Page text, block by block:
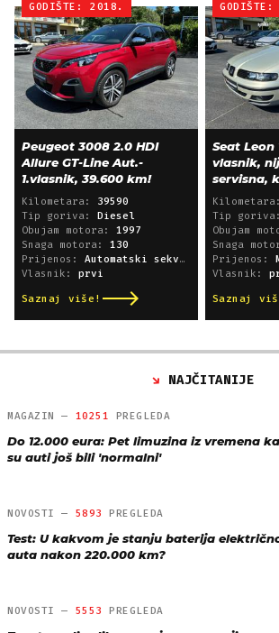
GODIŠTE: 2018.
Peugeot 3008 2.0 HDI
Allure GT-Line Aut.-
1.vlasnik, 39.600 km!
Kilometara: 39590
Tip goriva: Diesel
Obujam motora: 1997
Snaga motora: 130
Prijenos: Automatski sekvencijski
Vlasnik: prvi
Saznaj više!
Seat Leon
vlasnik,
servisna,
Tip
Obujam
Snaga
Prijenos:
Vlasnik:
Saznaj
NAJČITANIJE
MAGAZIN — 10251 PREGLEDA
Do 12.000 eura: Pet limuzina iz vremena
su auti još bili 'normalni'
NOVOSTI — 5893 PREGLEDA
Test: U kakvom je stanju baterija
auta nakon 220.000 km?
NOVOSTI — 5553 PREGLEDA